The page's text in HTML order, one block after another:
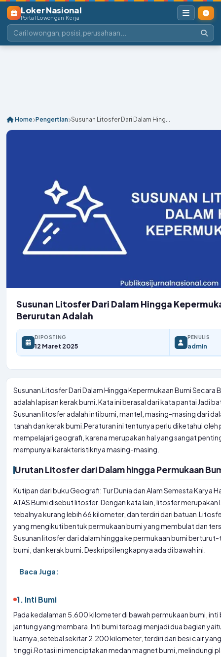
Loker Nasional
Portal Lowongan Kerja
Home Pengertian Susunan Litosfer Dari Dalam Hing...
Susunan Litosfer Dari Dalam Hingga
Berurutan Adalah
DIPOSTING
12 Maret 2025
PENULIS
admin
Susunan Litosfer Dari Dalam Hingga Kepermukaan Bumi Secara
adalah lapisan kerak bumi. Kata ini berasal dari kata pantai Jadi
Susunan litosfer adalah inti bumi, mantel, masing-masing dari
tanah dan kerak bumi. Peraturan ini tentunya perlu diketahui oleh
mempelajari geografi, karena merupakan hal yang sangat
mempunyai karakteristiknya masing-masing.
Urutan Litosfer dari Dalam hingga Permukaan
Kutipan dari buku Geografi: Tur Dunia dan Alam Semesta Karya
ATASBumi disebut litosfer. Dengan kata lain, litosfer merupakan
tebalnya kurang lebih 66 kilometer, dan terdiri dari batuan.
yang mengikuti bentuk permukaan bumi yang membulat dan
Susunan litosfer dari dalam hingga ke permukaan bumi
bumi, dan kerak bumi. Deskripsi lengkapnya ada di bawah ini.
Baca Juga:
1. Inti Bumi
Pada kedalaman 5.600 kilometer di bawah permukaan bumi,
jantung yang membara. Inti bumi terbagi menjadi dua bagian
luarnya, setebal sekitar 2.200 kilometer, terdiri dari besi cair
tinggi. Rotasi ini menciptakan medan magnet bumi, melindungi